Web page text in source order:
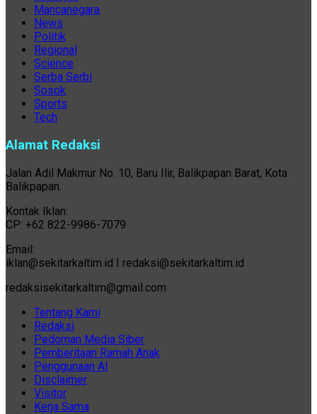
Mancanegara
News
Politik
Regional
Science
Serba Serbi
Sosok
Sports
Tech
Alamat Redaksi
Jalan Adil Makmur No. 10, Baru Ilir, Balikpapan Barat, Kota
Balikpapan.
Kontak Iklan:
CP: +62 822-9986-7079
Email:
iklan@sekitarkaltim.id I redaksi@sekitarkaltim.id
redaksisekitarkaltim@gmail.com
Tentang Kami
Redaksi
Pedoman Media Siber
Pemberitaan Ramah Anak
Penggunaan AI
Disclaimer
Visitor
Kerja Sama